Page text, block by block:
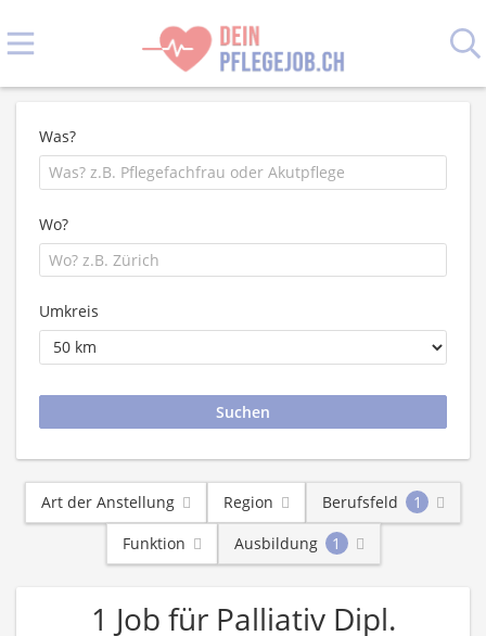
Was?
Wo?
Umkreis
Art der Anstellung Region Berufsfeld
1
Funktion
Ausbildung 1
1 Job für Palliativ Dipl.